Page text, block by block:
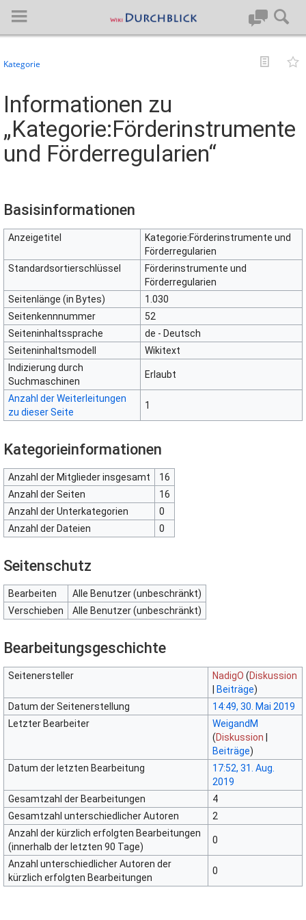
Hauptseite
Artikel von A-Z
Über BlueSpice
Datenschutz
Über Wiki Durchblick
Haftungsausschluss
Kategorie
Informationen zu
„Kategorie:Förderinstrumente
und Förderregularien“
Basisinformationen
Anzeigetitel
Kategorie:Förderinstrumente und
Förderregularien
Standardsortierschlüssel
Förderinstrumente und
Förderregularien
Seitenlänge (in Bytes)
1.030
Seitenkennnummer
52
Seiteninhaltssprache
de - Deutsch
Seiteninhaltsmodell
Wikitext
Indizierung durch
Suchmaschinen
Erlaubt
Anzahl der Weiterleitungen
zu dieser Seite
1
Kategorieinformationen
Anzahl der Mitglieder insgesamt
16
Anzahl der Seiten
16
Anzahl der Unterkategorien
0
Anzahl der Dateien
0
Seitenschutz
Bearbeiten
Alle Benutzer (unbeschränkt)
Verschieben
Alle Benutzer (unbeschränkt)
Bearbeitungsgeschichte
Seitenersteller NadigO (Diskussion
| Beiträge)
Datum der Seitenerstellung
14:49, 30. Mai 2019
Letzter Bearbeiter
WeigandM
(Diskussion |
Beiträge)
Datum der letzten Bearbeitung
17:52, 31. Aug.
2019
Gesamtzahl der Bearbeitungen
4
Gesamtzahl unterschiedlicher Autoren
2
Anzahl der kürzlich erfolgten Bearbeitungen
(innerhalb der letzten 90 Tage)
0
Anzahl unterschiedlicher Autoren der
kürzlich erfolgten Bearbeitungen
0